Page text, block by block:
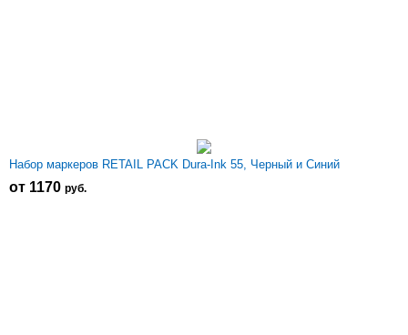
Набор маркеров RETAIL PACK Dura-Ink 55, Черный и Синий
от 1170 руб.